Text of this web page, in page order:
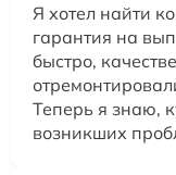
Я хотел найти
гарантия на
быстро,
Теперь я знаю,
возникших